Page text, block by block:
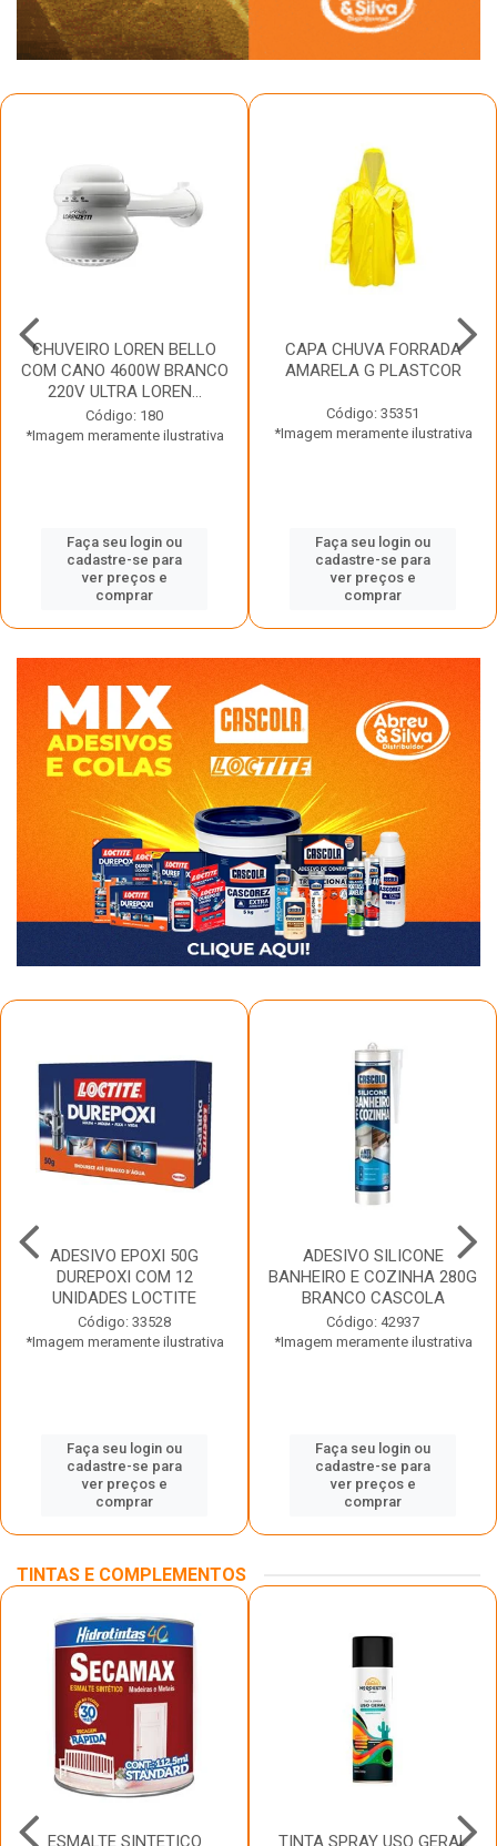
CHUVEIRO LOREN BELLO
COM CANO 4600W BRANCO
220V ULTRA LOREN...
Código: 180
*Imagem meramente ilustrativa
Faça seu login ou
cadastre-se para
ver preços e
comprar
CAPA CHUVA FORRADA
AMARELA G PLASTCOR
Código: 35351
*Imagem meramente ilustrativa
Faça seu login ou
cadastre-se para
ver preços e
comprar
ADESIVO EPOXI 50G
DUREPOXI COM 12
UNIDADES LOCTITE
Código: 33528
*Imagem meramente ilustrativa
Faça seu login ou
cadastre-se para
ver preços e
comprar
ADESIVO SILICONE
BANHEIRO E COZINHA 280G
BRANCO CASCOLA
Código: 42937
*Imagem meramente ilustrativa
Faça seu login ou
cadastre-se para
ver preços e
comprar
TINTAS E COMPLEMENTOS
ESMALTE SINTETICO TINTA SPRAY USO GERAL